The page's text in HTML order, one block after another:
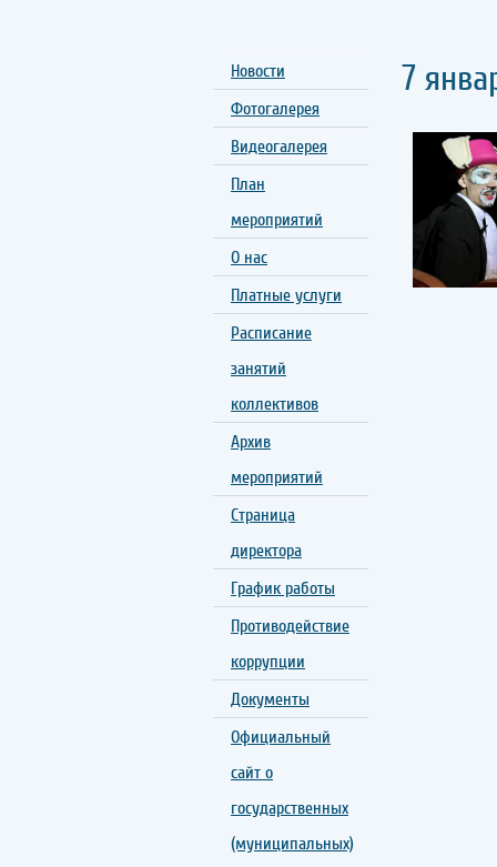
Новости
Фотогалерея
Видеогалерея
План
мероприятий
О нас
Платные услуги
Расписание
занятий
коллективов
Архив
мероприятий
Страница
директора
График работы
Противодействие
коррупции
Документы
Официальный
сайт о
государственных
(муниципальных)
7